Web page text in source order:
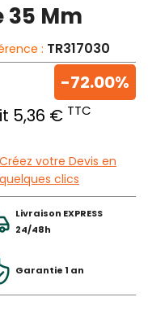
35 Mm
: TR317030
5,36 € TTC
-72.00%
Créez votre Devis en
quelques clics
Livraison EXPRESS
24/48h
Garantie 1 an